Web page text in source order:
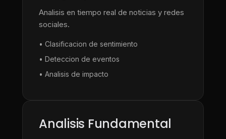
Analisis en tiempo real de noticias y redes
sociales.
• Clasificacion de sentimiento
• Deteccion de eventos
• Analisis de impacto
Analisis Fundamental